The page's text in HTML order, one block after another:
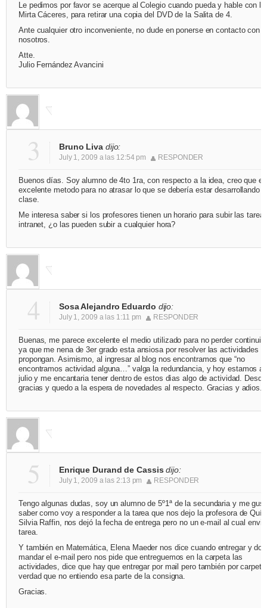
Le pedimos por favor se acerque al Colegio cuando pueda y hable con
Mirta Cáceres, para retirar una copia del DVD de la Salita de 4.
Ante cualquier otro inconveniente, no dude en ponerse en contacto con
nosotros.
Atte.
Julio Fernández Avancini
3 Bruno Liva dijo:
July 1, 2009 a las 12:54 pm RESPONDER
Buenos días. Soy alumno de 4to 1ra, con respecto a la idea, creo que
excelente metodo para no atrasar lo que se debería estar desarrollando
clase.
Me interesa saber si los profesores tienen un horario para subir las
intranet, ¿o las pueden subir a cualquier hora?
4 Sosa Alejandro Eduardo dijo:
July 1, 2009 a las 1:11 pm RESPONDER
Buenas, me parece excelente el medio utilizado para no perder
ya que me nena de 3er grado esta ansiosa por resolver las actividades
propongan. Asimismo, al ingresar al blog nos encontramos que “no
encontramos actividad alguna…” valga la redundancia, y hoy estamos a
julio y me encantaria tener dentro de estos dìas algo de actividad.
gracias y quedo a la espera de novedades al respecto. Gracias y adios.
5 Enrique Durand de Cassis dijo:
July 1, 2009 a las 2:13 pm RESPONDER
Tengo algunas dudas, soy un alumno de 5º1ª de la secundaria y me
saber como voy a responder a la tarea que nos dejo la profesora de
Silvia Raffin, nos dejó la fecha de entrega pero no un e-mail al cual
tarea.
Y también en Matemática, Elena Maeder nos dice cuando entregar y
mandar el e-mail pero nos pide que entreguemos en la carpeta las
actividades, dice que hay que entregar por mail pero también por
verdad que no entiendo esa parte de la consigna.
Gracias.